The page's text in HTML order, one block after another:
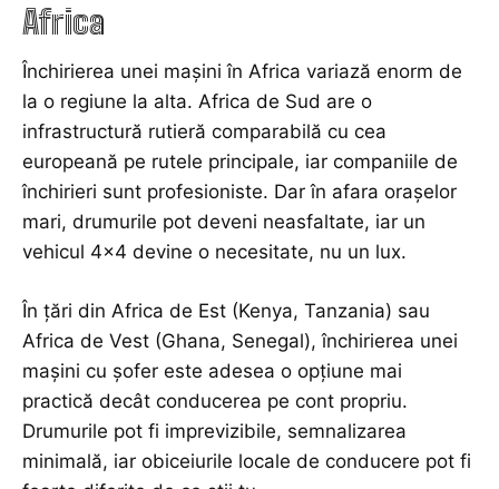
Africa
Închirierea unei mașini în Africa variază enorm de
la o regiune la alta. Africa de Sud are o
infrastructură rutieră comparabilă cu cea
europeană pe rutele principale, iar companiile de
închirieri sunt profesioniste. Dar în afara orașelor
mari, drumurile pot deveni neasfaltate, iar un
vehicul 4×4 devine o necesitate, nu un lux.
În țări din Africa de Est (Kenya, Tanzania) sau
Africa de Vest (Ghana, Senegal), închirierea unei
mașini cu șofer este adesea o opțiune mai
practică decât conducerea pe cont propriu.
Drumurile pot fi imprevizibile, semnalizarea
minimală, iar obiceiurile locale de conducere pot fi